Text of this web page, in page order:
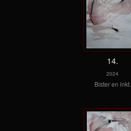
14.
2024
Bister en inkt.